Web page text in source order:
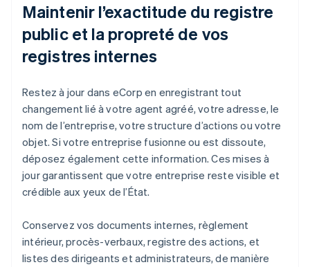
Maintenir l’exactitude du registre
public et la propreté de vos
registres internes
Restez à jour dans eCorp en enregistrant tout
changement lié à votre agent agréé, votre adresse, le
nom de l’entreprise, votre structure d’actions ou votre
objet. Si votre entreprise fusionne ou est dissoute,
déposez également cette information. Ces mises à
jour garantissent que votre entreprise reste visible et
crédible aux yeux de l’État.
Conservez vos documents internes, règlement
intérieur, procès-verbaux, registre des actions, et
listes des dirigeants et administrateurs, de manière